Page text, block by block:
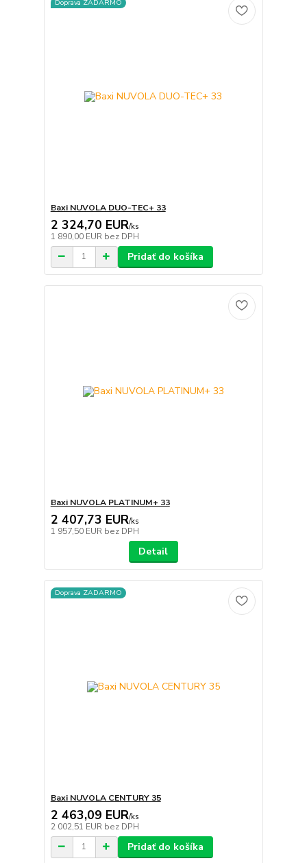
Doprava ZADARMO
Baxi NUVOLA DUO-TEC+ 33
2 324,70 EUR/ks
1 890,00 EUR bez DPH
Pridať do košíka
Baxi NUVOLA PLATINUM+ 33
2 407,73 EUR/ks
1 957,50 EUR bez DPH
Detail
Doprava ZADARMO
Baxi NUVOLA CENTURY 35
2 463,09 EUR/ks
2 002,51 EUR bez DPH
Pridať do košíka